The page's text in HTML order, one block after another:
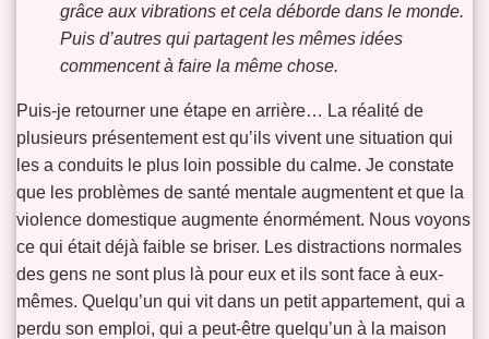
grâce aux vibrations et cela déborde dans le monde.
Puis d’autres qui partagent les mêmes idées
commencent à faire la même chose.
Puis-je retourner une étape en arrière… La réalité de
plusieurs présentement est qu’ils vivent une situation qui
les a conduits le plus loin possible du calme. Je constate
que les problèmes de santé mentale augmentent et que la
violence domestique augmente énormément. Nous voyons
ce qui était déjà faible se briser. Les distractions normales
des gens ne sont plus là pour eux et ils sont face à eux-
mêmes. Quelqu’un qui vit dans un petit appartement, qui a
perdu son emploi, qui a peut-être quelqu’un à la maison